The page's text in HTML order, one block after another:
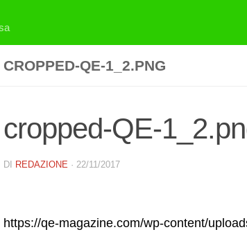
CROPPED-QE-1_2.PNG
cropped-QE-
DI REDAZIONE · 22/11/2017
https://qe-magazine.com/wp-content/